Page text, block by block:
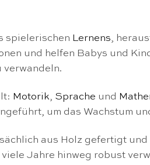
spielerischen Lernens,
und helfen Babys und
verwandeln.
Motorik, Sprache und
um das Wachstum
aus Holz gefertigt
Jahre hinweg robust